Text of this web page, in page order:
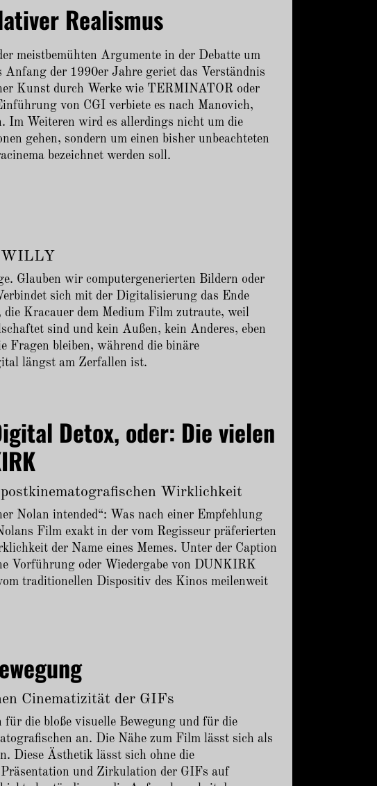
Realismus
meistbemühten Argumente in der Debatte um
Anfang der 1990er Jahre geriet das Verständnis
Kunst durch Werke wie TERMINATOR oder
von CGI verbiete es nach Manovich,
Im Weiteren wird es allerdings nicht um die
gehen, sondern um einen bisher unbeachteten
bezeichnet werden soll.
WILLY
Glauben wir computergenerierten Bildern oder
sich mit der Digitalisierung das Ende
Kracauer dem Medium Film zutraute, weil
sind und kein Außen, kein Anderes, eben
Fragen bleiben, während die binäre
längst am Zerfallen ist.
Detox, oder: Die vielen
Wirklichkeit
Nolan intended“: Was nach einer Empfehlung
Film exakt in der vom Regisseur präferierten
der Name eines Memes. Unter der Caption
Vorführung oder Wiedergabe von DUNKIRK
traditionellen Dispositiv des Kinos meilenweit
Cinematizität der GIFs
die bloße visuelle Bewegung und für die
an. Die Nähe zum Film lässt sich als
Diese Ästhetik lässt sich ohne die
und Zirkulation der GIFs auf